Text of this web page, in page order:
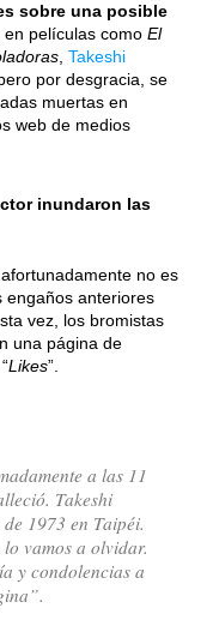
sobre una posible
películas como El
Takeshi
por desgracia, se
muertas en
web de medios
inundaron las
no es
engaños anteriores
vez, los bromistas
una página de
Likes”.
a las 11
Takeshi
1973 en Taipéi.
vamos a olvidar.
y condolencias a